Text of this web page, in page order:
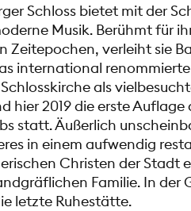
Schloss bietet mit der
Musik. Berühmt für
Zeitepochen, verleiht sie
international
als
hier 2019 die erste Auflage
statt. Äußerlich
in einem aufwendig
Christen der Stadt
Familie. In der
letzte Ruhestätte.